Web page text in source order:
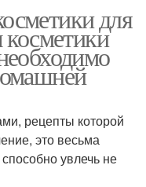
для
рецепты которой
это весьма
увлечь не